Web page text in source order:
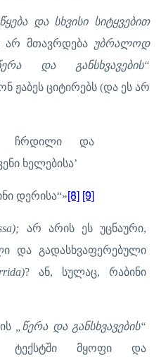
და სხვისი სიტყვებით
არ მთავრდება უბრალოდ
და განსხვავების“
ჟაბეს ციტირებს (და ეს არ
ჩრდილი და
ხელებისა’
დერისა“»[8] [9]
არ არის ეს უცნაური,
და გადასხვაფერებული
? ან, სულაც, რაბინი
„წერა და განსხვავების“
ტექსტში მყოფი და